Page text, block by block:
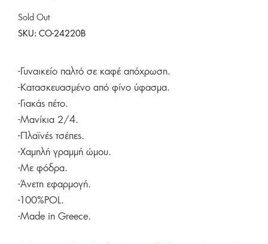
Sold Out
SKU: CO-24220B
-Γυναικείο παλτό σε καφέ απόχρωση.
-Κατασκευασμένο από φίνο ύφασμα.
-Γιακάς πέτο.
-Μανίκια 2/4.
-Πλαϊνές τσέπες.
-Χαμηλή γραμμή ώμου.
-Με φόδρα.
-Άνετη εφαρμογή.
-100%POL.
-Made in Greece.